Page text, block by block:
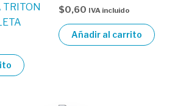
TRITON
$0,60 IVA incluido
Añadir al carrito